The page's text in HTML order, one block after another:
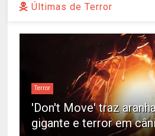
Últimas de Terror
Terror
'Don't Move' traz
gigante e terror em